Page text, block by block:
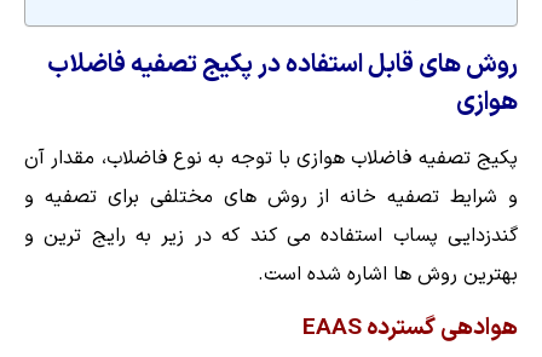
روش های قابل استفاده در پکیج تصفیه فاضلاب
هوازی
پکیج تصفیه فاضلاب هوازی با توجه به نوع فاضلاب، مقدار آن
و شرایط تصفیه خانه از روش های مختلفی برای تصفیه و
گندزدایی پساب استفاده می کند که در زیر به رایج ترین و
بهترین روش ها اشاره شده است.
هوادهی گسترده EAAS